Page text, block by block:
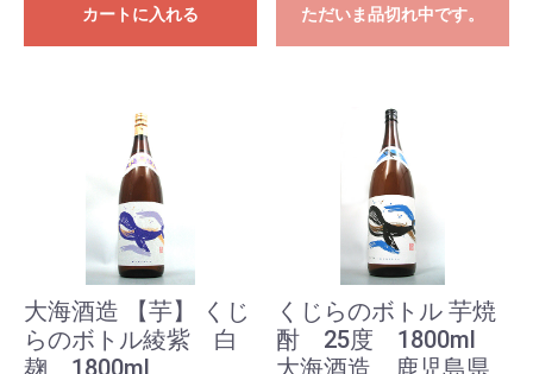
カートに入れる ただいま品切れ中です。
大海酒造 【芋】 くじ
らのボトル綾紫 白
麹 1800ml
くじらのボトル 芋焼
酎 25度 1800ml
大海酒造 鹿児島県